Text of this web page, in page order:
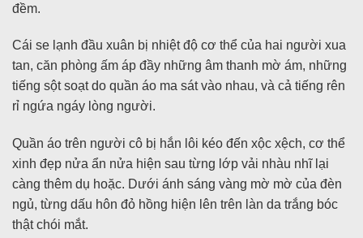
đềm.
Cái se lạnh đầu xuân bị nhiệt độ cơ thể của hai người xua
tan, căn phòng ấm áp đầy những âm thanh mờ ám, những
tiếng sột soạt do quần áo ma sát vào nhau, và cả tiếng rên
rỉ ngứa ngáy lòng người.
Quần áo trên người cô bị hắn lôi kéo đến xộc xệch, cơ thể
xinh đẹp nửa ẩn nửa hiện sau từng lớp vải nhàu nhĩ lại
càng thêm dụ hoặc. Dưới ánh sáng vàng mờ mờ của đèn
ngủ, từng dấu hôn đỏ hồng hiện lên trên làn da trắng bóc
thật chói mắt.